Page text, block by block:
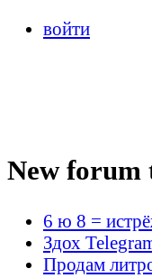
войти
New forum
6 ю 8 =
Здох
Продам